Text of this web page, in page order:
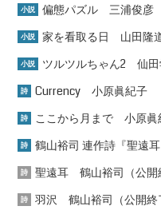
小説 偏態パズル 三浦俊彦
小説 家を看取る日 山田隆
小説 ツルツルちゃん2 仙
詩 Currency 小原眞紀子
詩 ここから月まで 小原眞
詩 鶴山裕司 連作詩『聖遠耳
詩 聖遠耳 鶴山裕司（公開
詩 羽沢 鶴山裕司（公開終